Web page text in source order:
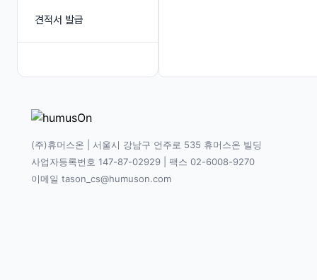
견적서 발급
(주)휴머스온 | 서울시 강남구 언주로 535 휴머스온 빌딩
사업자등록번호 147-87-02929 | 팩스 02-6008-9270
이메일 tason_cs@humuson.com